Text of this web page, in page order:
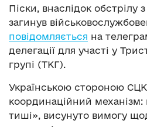
Піски, внаслідок обстрілу
загинув
повідомляється на
делегації для участі у
групі (ТКГ).
Українською стороною
координаційний
тиші», висунуто вимогу